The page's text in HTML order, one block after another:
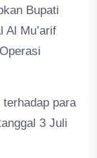
Bupati
Al Mu’arif
para
3 Juli